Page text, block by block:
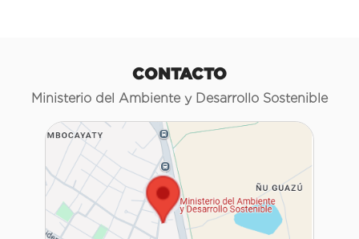
CONTACTO
Ministerio del Ambiente y Desarrollo Sostenible